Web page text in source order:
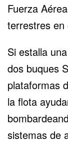
Fuerza
terrestres en
Si estalla
dos buques
plataformas
la flota
sistemas de